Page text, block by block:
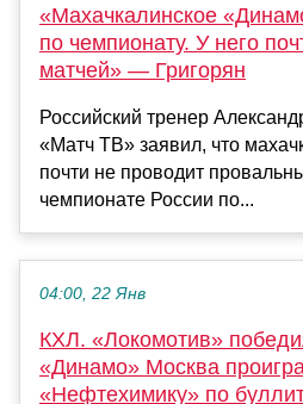
«Махачкалинское
по чемпионату. У него
матчей» — Григорян
Российский тренер
«Матч ТВ» заявил, что
почти не проводит
чемпионате России по...
04:00, 22 Янв
КХЛ. «Локомотив»
«Динамо» Москва
«Нефтехимику» по